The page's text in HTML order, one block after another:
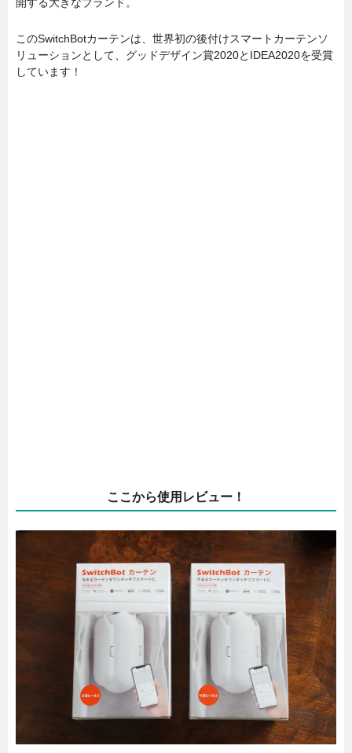
このSwitchBotカーテンは、世界初の後付けスマートカーテンソ
リューションとして、グッドデザイン賞2020とIDEA2020を受賞
しています！
ここから使用レビュー！